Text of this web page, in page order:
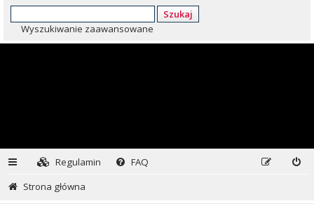
Szukaj
Wyszukiwanie zaawansowane
Regulamin
FAQ
Strona główna